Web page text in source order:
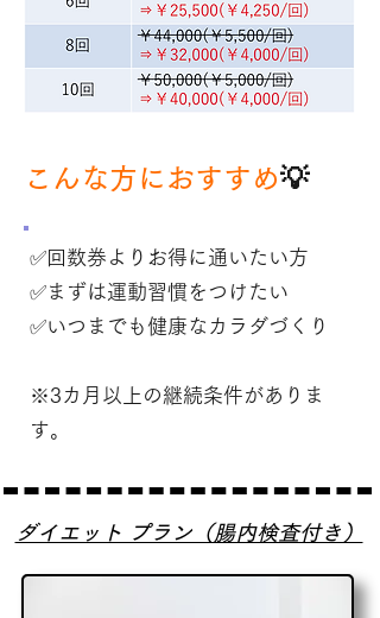
こんな方におすすめ💡
✅回数券よりお得に通いたい方
✅まずは運動習慣をつけたい
✅いつまでも健康なカラダづくり
※3カ月以上の継続条件がありま
す。
​ダイエット プラン（腸内検査付き）